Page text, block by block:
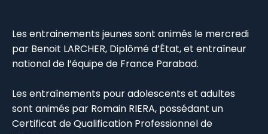
Les entrainements jeunes sont animés le mercredi
par Benoit LARCHER, Diplômé d’État, et entraîneur
national de l’équipe de France Parabad.
Les entraînements pour adolescents et adultes
sont animés par Romain RIERA, possédant un
Certificat de Qualification Professionnel de